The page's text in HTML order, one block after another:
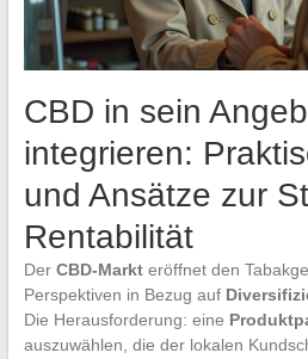
CBD in sein
integrieren:
und Ansätze zur
Rentabilität
Der CBD-Markteröffnet den
Perspektiven in Bezug auf
Die Herausforderung: eine
auszuwählen, die der lokalen